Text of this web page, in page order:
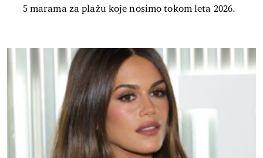
5 marama za plažu koje nosimo tokom leta 2026.